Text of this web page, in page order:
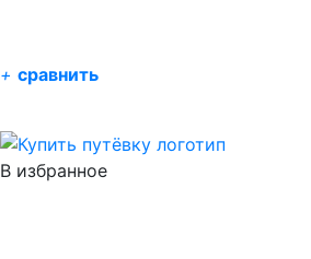
+ сравнить
В избранное